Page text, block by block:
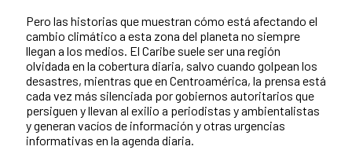
Pero las historias que muestran cómo está afectando el
cambio climático a esta zona del planeta no siempre
llegan a los medios. El Caribe suele ser una región
olvidada en la cobertura diaria, salvo cuando golpean los
desastres, mientras que en Centroamérica, la prensa está
cada vez más silenciada por gobiernos autoritarios que
persiguen y llevan al exilio a periodistas y ambientalistas
y generan vacíos de información y otras urgencias
informativas en la agenda diaria.